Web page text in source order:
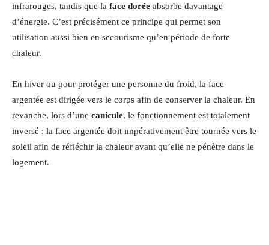
infrarouges, tandis que la face dorée absorbe davantage
d’énergie. C’est précisément ce principe qui permet son
utilisation aussi bien en secourisme qu’en période de forte
chaleur.
En hiver ou pour protéger une personne du froid, la face
argentée est dirigée vers le corps afin de conserver la chaleur. En
revanche, lors d’une canicule, le fonctionnement est totalement
inversé : la face argentée doit impérativement être tournée vers le
soleil afin de réfléchir la chaleur avant qu’elle ne pénètre dans le
logement.